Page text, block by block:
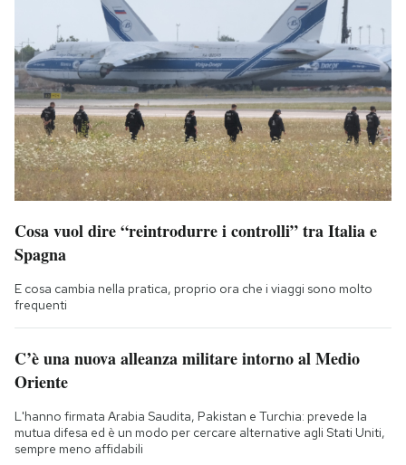
Cosa vuol dire “reintrodurre i controlli” tra Italia e
Spagna
E cosa cambia nella pratica, proprio ora che i viaggi sono molto
frequenti
C’è una nuova alleanza militare intorno al Medio
Oriente
L'hanno firmata Arabia Saudita, Pakistan e Turchia: prevede la
mutua difesa ed è un modo per cercare alternative agli Stati Uniti,
sempre meno affidabili